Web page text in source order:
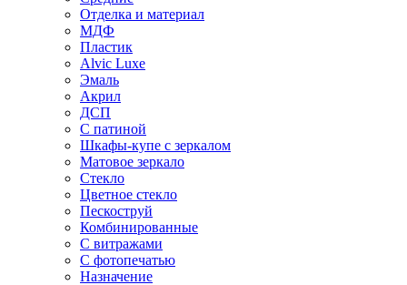
Отделка и материал
МДФ
Пластик
Alvic Luxe
Эмаль
Акрил
ДСП
С патиной
Шкафы-купе с зеркалом
Матовое зеркало
Стекло
Цветное стекло
Пескоструй
Комбинированные
С витражами
С фотопечатью
Назначение